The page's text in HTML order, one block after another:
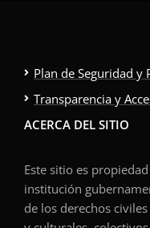
Plan de Seguridad
Transparencia y
ACERCA DEL SITIO
Este sitio es
institución
de los derechos